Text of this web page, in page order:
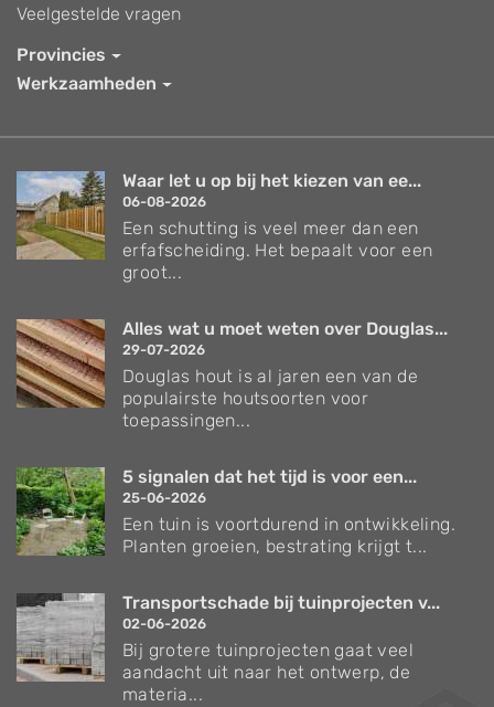
Veelgestelde vragen
Provincies
Werkzaamheden
Waar let u op bij het kiezen van ee...
06-08-2026
Een schutting is veel meer dan een
erfafscheiding. Het bepaalt voor een
groot...
Alles wat u moet weten over Douglas...
29-07-2026
Douglas hout is al jaren een van de
populairste houtsoorten voor
toepassingen...
5 signalen dat het tijd is voor een...
25-06-2026
Een tuin is voortdurend in ontwikkeling.
Planten groeien, bestrating krijgt t...
Transportschade bij tuinprojecten v...
02-06-2026
Bij grotere tuinprojecten gaat veel
aandacht uit naar het ontwerp, de
materia...